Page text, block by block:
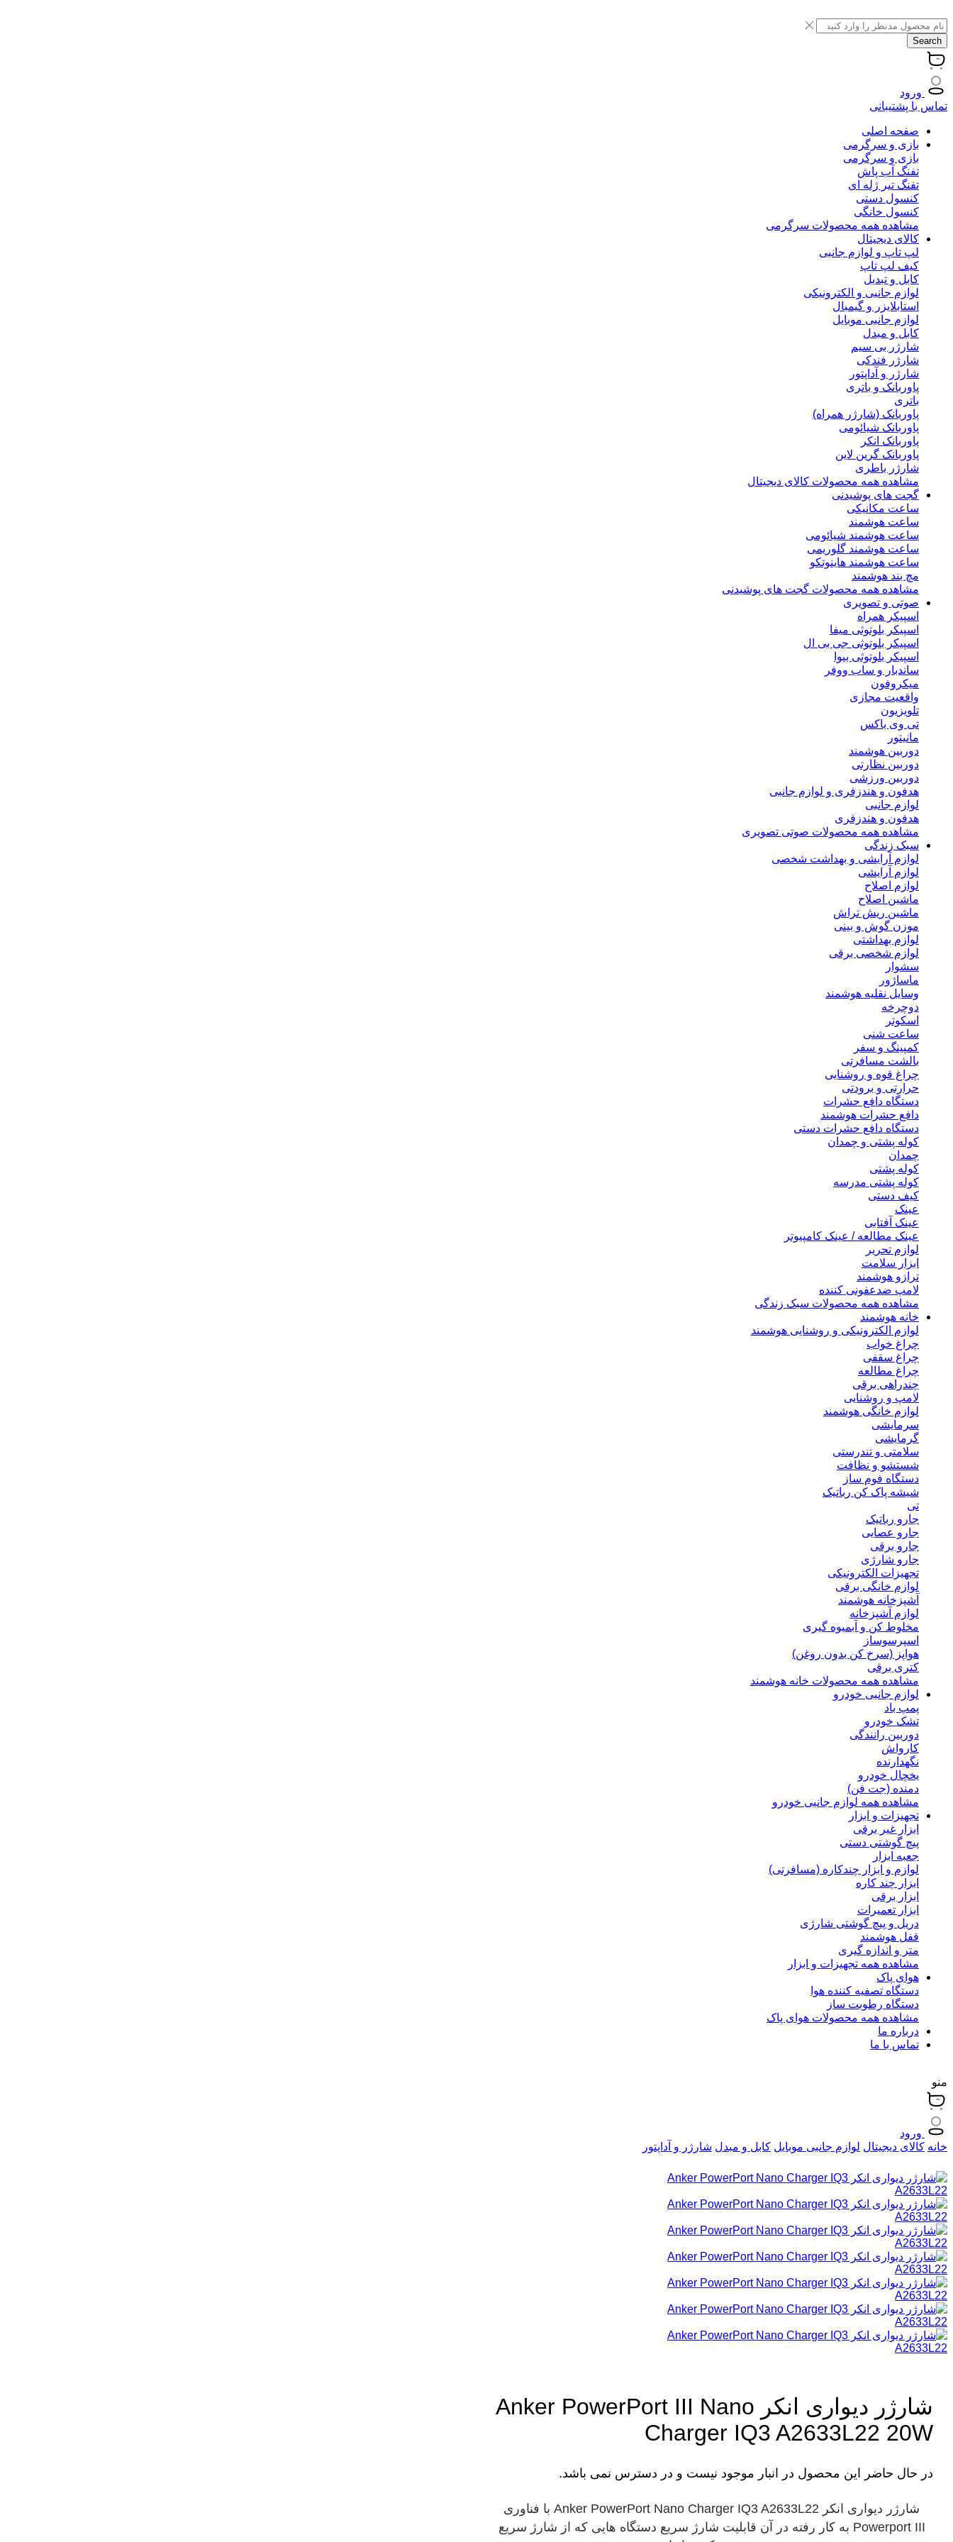
Search
ورود
تماس با پشتیبانی
صفحه اصلی
بازی و سرگرمی
بازی و سرگرمی
تفنگ آب پاش
تفنگ تیر ژله ای
کنسول دستی
کنسول خانگی
مشاهده همه محصولات سرگرمی
کالای دیجیتال
لپ تاپ و لوازم جانبی
کیف لپ تاپ
کابل و تبدیل
لوازم جانبی و الکترونیکی
استابلایزر و گیمبال
لوازم جانبی موبایل
کابل و مبدل
شارژر بی سیم
شارژر فندکی
شارژر و آداپتور
پاوربانک و باتری
باتری
پاوربانک (شارژر همراه)
پاوربانک شیائومی
پاوربانک انکر
پاوربانک گرین لاین
شارژر باطری
مشاهده همه محصولات کالای دیجیتال
گجت های پوشیدنی
ساعت مکانیکی
ساعت هوشمند
ساعت هوشمند شیائومی
ساعت هوشمند گلوریمی
ساعت هوشمند هاینوتکو
مچ بند هوشمند
مشاهده همه محصولات گجت های پوشیدنی
صوتی و تصویری
اسپیکر همراه
اسپیکر بلوتوثی میفا
اسپیکر بلوتوثی جی بی ال
اسپیکر بلوتوثی بیوا
ساندبار و ساب ووفر
میکروفون
واقعیت مجازی
تلویزیون
تی وی باکس
مانیتور
دوربین هوشمند
دوربین نظارتی
دوربین ورزشی
هدفون و هندزفری و لوازم جانبی
لوازم جانبی
هدفون و هندزفری
مشاهده همه محصولات صوتی تصویری
سبک زندگی
لوازم آرایشی و بهداشت شخصی
لوازم آرایشی
لوازم اصلاح
ماشین اصلاح
ماشین ریش تراش
موزن گوش و بینی
لوازم بهداشتی
لوازم شخصی برقی
سشوار
ماساژور
وسایل نقلیه هوشمند
دوچرخه
اسکوتر
ساعت شنی
کمپینگ و سفر
بالشت مسافرتی
چراغ قوه و روشنایی
حرارتی و برودتی
دستگاه دافع حشرات
دافع حشرات هوشمند
دستگاه دافع حشرات دستی
کوله پشتی و چمدان
چمدان
کوله پشتی
کوله پشتی مدرسه
کیف دستی
عینک
عینک آفتابی
عینک مطالعه / عینک کامپیوتر
لوازم تحریر
ابزار سلامت
ترازو هوشمند
لامپ ضدعفونی کننده
مشاهده همه محصولات سبک زندگی
خانه هوشمند
لوازم الکترونیکی و روشنایی هوشمند
چراغ خواب
چراغ سقفی
چراغ مطالعه
چندراهی برقی
لامپ و روشنایی
لوازم خانگی هوشمند
سرمایشی
گرمایشی
سلامتی و تندرستی
شستشو و نظافت
دستگاه فوم ساز
شیشه پاک کن رباتیک
تی
جارو رباتیک
جارو عصایی
جارو برقی
جارو شارژی
تجهیزات الکترونیکی
لوازم خانگی برقی
آشپزخانه هوشمند
لوازم آشپزخانه
مخلوط کن و آبمیوه گیری
اسپرسوساز
هواپز (سرخ کن بدون روغن)
کتری برقی
مشاهده همه محصولات خانه هوشمند
لوازم جانبی خودرو
پمپ باد
تشک خودرو
دوربین رانندگی
کارواش
نگهدارنده
یخچال خودرو
دمنده (جت فن)
مشاهده همه لوازم جانبی خودرو
تجهیزات و ابزار
ابزار غیر برقی
پیچ گوشتی دستی
جعبه ابزار
لوازم و ابزار چندکاره (مسافرتی)
ابزار چند کاره
ابزار برقی
ابزار تعمیرات
دریل و پیچ گوشتی شارژی
قفل هوشمند
متر و اندازه گیری
مشاهده همه تجهیزات و ابزار
هوای پاک
دستگاه تصفیه کننده هوا
دستگاه رطوبت ساز
مشاهده همه محصولات هوای پاک
درباره ما
تماس با ما
منو
ورود
خانه کالای دیجیتال لوازم جانبی موبایل کابل و مبدل شارژر و آداپتور
شارژر دیواری انکر Anker PowerPort III Nano
Charger IQ3 A2633L22 20W
در حال حاضر این محصول در انبار موجود نیست و در دسترس نمی باشد.
شارژر دیواری انکر Anker PowerPort Nano Charger IQ3 A2633L22 با فناوری
Powerport III به کار رفته در آن قابلیت شارژ سریع دستگاه ‌هایی که از شارژ سریع